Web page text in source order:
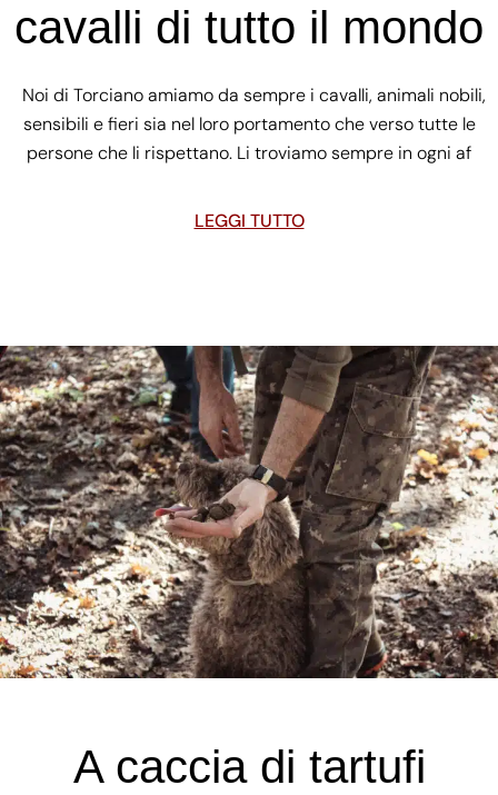
cavalli di tutto il mondo
Noi di Torciano amiamo da sempre i cavalli, animali nobili,
sensibili e fieri sia nel loro portamento che verso tutte le
persone che li rispettano. Li troviamo sempre in ogni af
LEGGI TUTTO
A caccia di tartufi